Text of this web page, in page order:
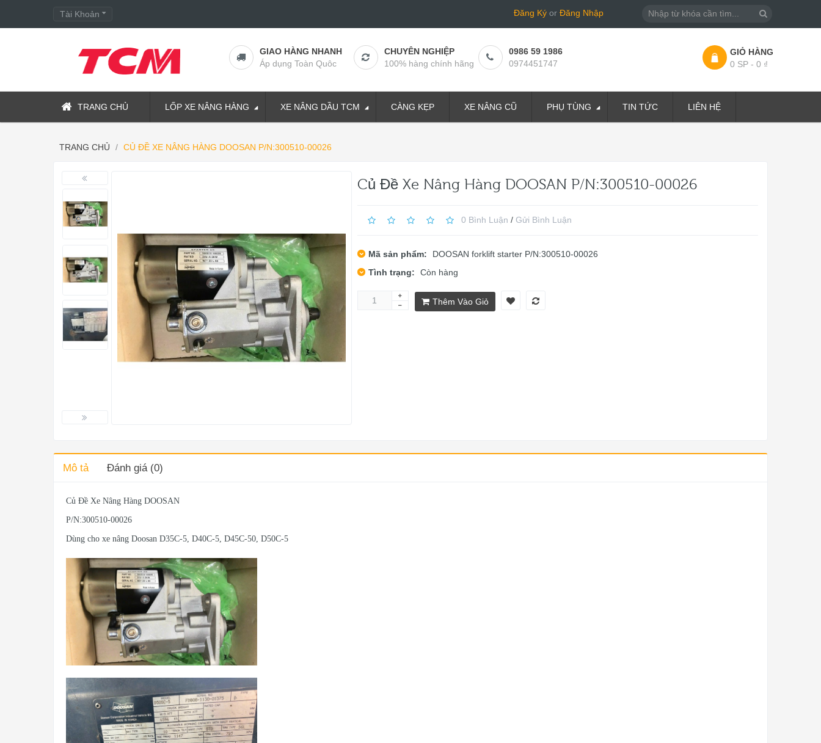
Tài Khoản Đăng Kýor Đăng Nhập
GIAO HÀNG NHANH
Áp dụng Toàn Quôc
CHUYÊN NGHIỆP
100% hàng chính hãng
0986 59 1986
0974451747
GIỎ HÀNG
0 SP - 0 ₫
TRANG CHỦ LỐP XE NÂNG HÀNG XE NÂNG DẦU TCM CÀNG KẸP XE NÂNG CŨ PHỤ TÙNG TIN TỨC LIÊN HỆ
TRANG CHỦ CỦ ĐỀ XE NÂNG HÀNG DOOSAN P/N:300510-00026
Củ Đề Xe Nâng Hàng DOOSAN P/N:300510-00026
0 Bình Luận / Gửi Bình Luận
Mã sản phẩm:
DOOSAN forklift starter P/N:300510-00026
Tình trạng:
Còn hàng
Thêm Vào Giỏ
Mô tả Đánh giá (0)
Củ Đề Xe Nâng Hàng DOOSAN
P/N:300510-00026
Dùng cho xe nâng Doosan D35C-5, D40C-5, D45C-50, D50C-5